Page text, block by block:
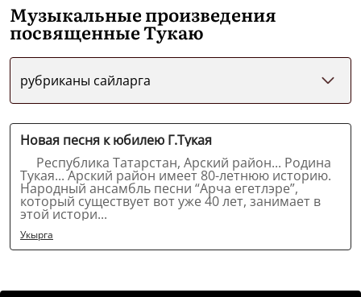
Музыкальные произведения
посвященные Тукаю
рубриканы сайларга
Новая песня к юбилею Г.Тукая
Тукая... Арский район имеет 80-летнюю историю.
Народный ансамбль песни “Арча егетлэре”,
который существует вот уже 40 лет, занимает в
этой истори...
Укырга